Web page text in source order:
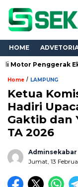
HOME
Ekonomi
Home / LAMPUNG
Ketua
Hadiri
Gaktib dan
TA 2026
Adminsekabar
Jumat, 13